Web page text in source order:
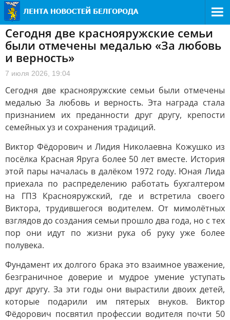
Сегодня две краснояружские семьи
были отмечены медалью «За любовь
и верность»
7 июля 2026, 19:04
Сегодня две краснояружские семьи были отмечены
медалью За любовь и верность. Эта награда стала
признанием их преданности друг другу, крепости
семейных уз и сохранения традиций.
Виктор Фёдорович и Лидия Николаевна Кожушко из
посёлка Красная Яруга более 50 лет вместе. История
этой пары началась в далёком 1972 году. Юная Лида
приехала по распределению работать бухгалтером
на ГПЗ Краснояружский, где и встретила своего
Виктора, трудившегося водителем. От мимолётных
взглядов до создания семьи прошло два года, но с тех
пор они идут по жизни рука об руку уже более
полувека.
Фундамент их долгого брака это взаимное уважение,
безграничное доверие и мудрое умение уступать
друг другу. За эти годы они вырастили двоих детей,
которые подарили им пятерых внуков. Виктор
Фёдорович посвятил профессии водителя почти 50